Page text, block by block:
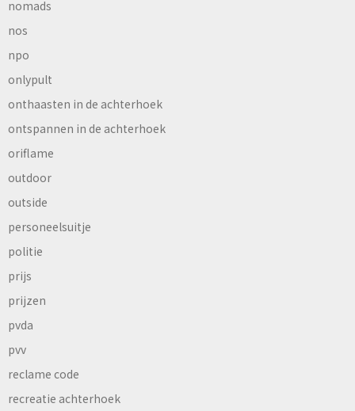
nomads
nos
npo
onlypult
onthaasten in de achterhoek
ontspannen in de achterhoek
oriflame
outdoor
outside
personeelsuitje
politie
prijs
prijzen
pvda
pvv
reclame code
recreatie achterhoek